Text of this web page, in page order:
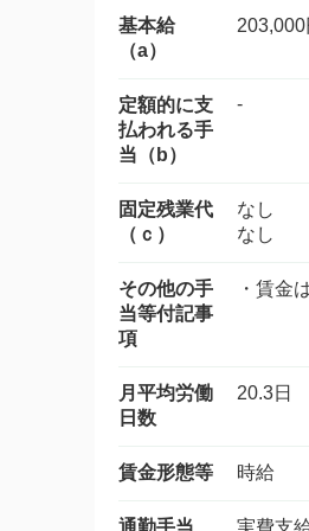
基本給
（a）
定額的に支
払われる手
当（b）
-
固定残業代
（ｃ）
なし
なし
その他の手
当等付記事
項
・賃金
月平均労働
日数
20.3日
賃金形態等 時給
通勤手当 実費支